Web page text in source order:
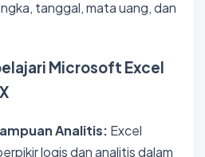
tanggal, mata uang, dan
Microsoft Excel
Analitis: Excel
logis dan analitis dalam